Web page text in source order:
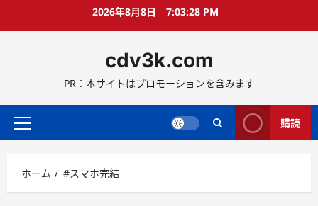
ス
ッ
2026年8月8日 7:03:28 PM
cdv3k.com
PR：本サイトはプロモーションを含みます
メ
メ
ニ
購読
ホーム #スマホ完結